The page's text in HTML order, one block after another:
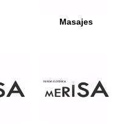
Masajes